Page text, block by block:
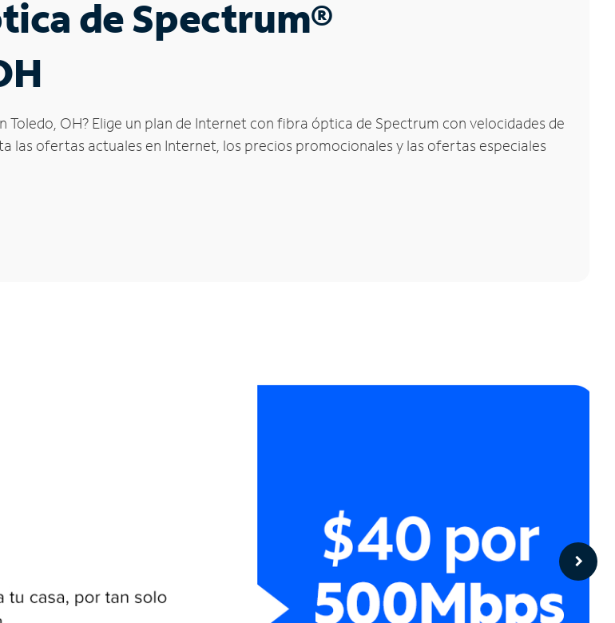
de Spectrum®
OH? Elige un plan de Internet con fibra óptica de Spectrum con velocidades de
las ofertas actuales en Internet, los precios promocionales y las ofertas especiales